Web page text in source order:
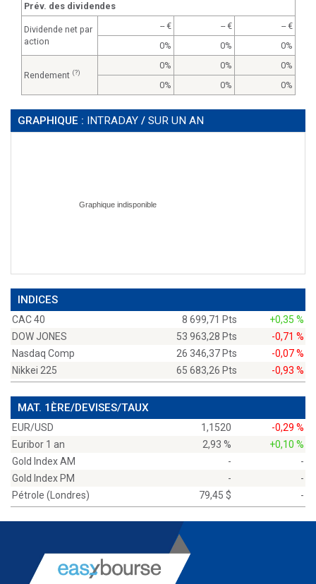
Prév. des dividendes
Dividende net par
action
-- --
--
0%
0% 0%
Rendement (?)
0% 0%
0%
0%
0% 0%
GRAPHIQUE : INTRADAY / SUR UN AN
INDICES
CAC 40 8 699,71 Pts
+0,35 %
DOW JONES
53 963,28 Pts
-0,71 %
Nasdaq Comp
26 346,37 Pts
-0,07 %
Nikkei 225
65 683,26 Pts -0,93 %
MAT. 1ÈRE/DEVISES/TAUX
EUR/USD 1,1520
-0,29 %
Euribor 1 an
2,93 %
+0,10 %
Gold Index AM
-
-
Gold Index PM
-
-
Pétrole (Londres)
79,45 $ -